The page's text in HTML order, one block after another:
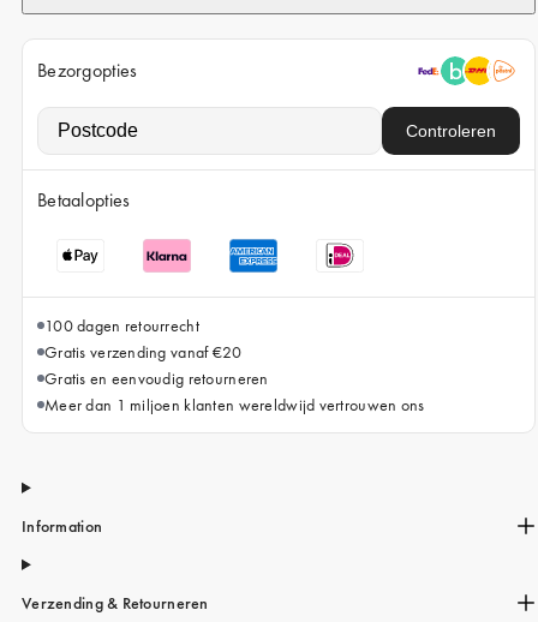
iPhone 15
iPhone 14
iPhone 13 Pro
Alle telefoonmodellen
Bezorgopties
Controleren
Betaalopties
100 dagen retourrecht
Gratis verzending vanaf €20
Gratis en eenvoudig retourneren
Meer dan 1 miljoen klanten wereldwijd vertrouwen ons
Information
Verzending & Retourneren